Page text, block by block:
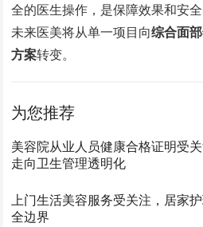
全的医生操作，是保障效果和安
未来医美将从单一项目向综合面
方案转变。
为您推荐
美容院从业人员健康合格证明受
走向卫生管理透明化
上门生活美容服务受关注，居家
全边界